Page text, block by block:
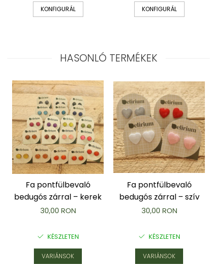
KONFIGURÁL KONFIGURÁL
HASONLÓ TERMÉKEK
Fa pontfülbevaló
bedugós zárral – kerek
30,00 RON
KÉSZLETEN
VARIÁNSOK
Fa pontfülbevaló
bedugós zárral – szív
30,00 RON
KÉSZLETEN
VARIÁNSOK